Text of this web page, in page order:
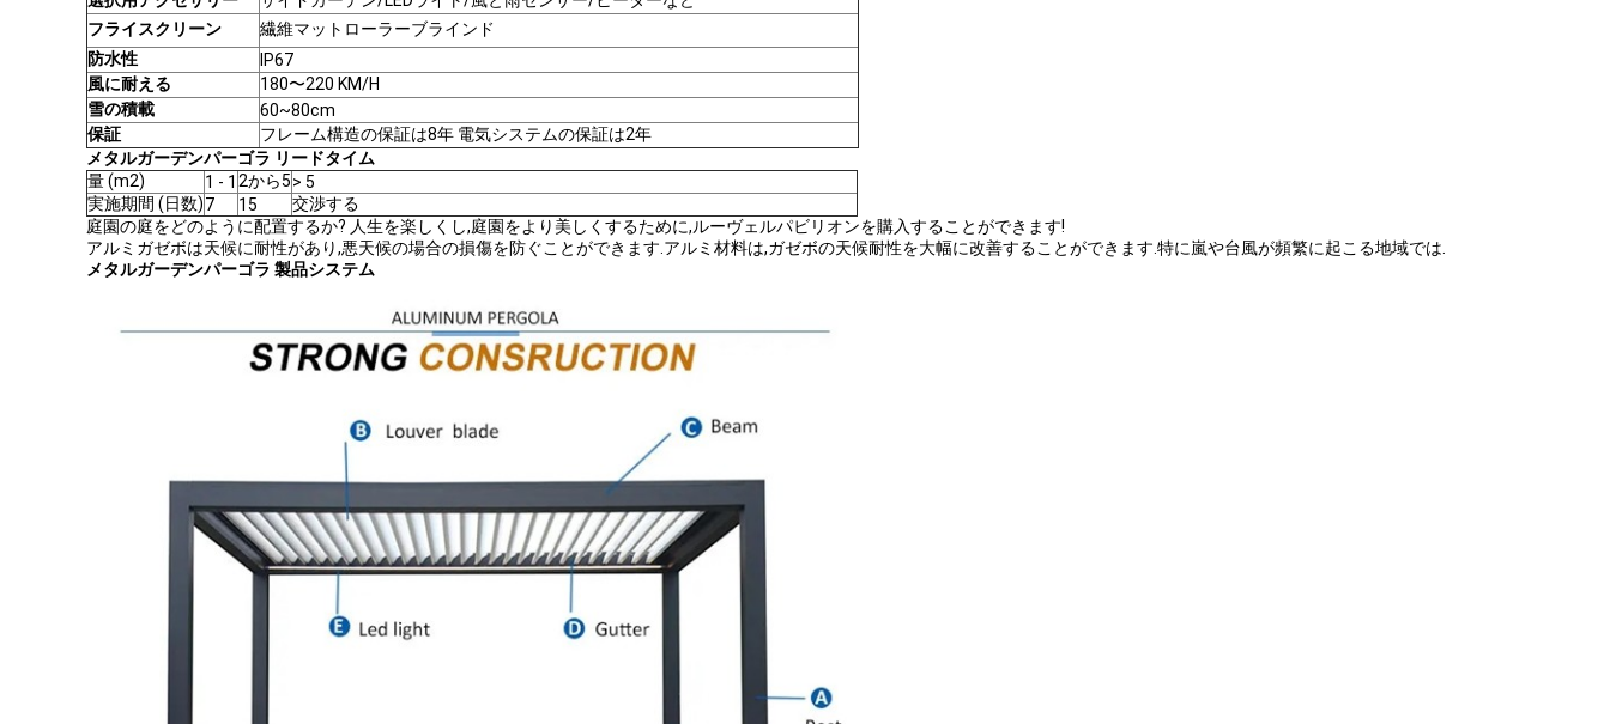
フライスクリーン
繊維マットローラーブラインド
防水性
IP67
風に耐える
180〜220 KM/H
雪の積載
60~80cm
保証
フレーム構造の保証は8年 電気システムの保証は2年
メタルガーデンパーゴラ リードタイム
量 (m2)
1 - 1 2から5> 5
実施期間 (日数)7 15
交渉する
庭園の庭をどのように配置するか? 人生を楽しくし,庭園をより美しくするために,ルーヴェルパビリオンを購入することができます!
アルミガゼボは天候に耐性があり,悪天候の場合の損傷を防ぐことができます.アルミ材料は,ガゼボの天候耐性を大幅に改善することができます.特に嵐や台風が頻繁に起こる地域では.
メタルガーデンパーゴラ 製品システム